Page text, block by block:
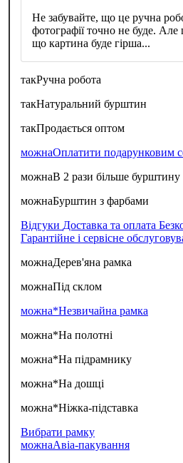
Не забувайте, що це ручна
фотографії точно не буде. Але
що картина буде гірша...
такРучна робота
такНатуральний бурштин
такПродається оптом
можнаОплатити подарунковим
можнаВ 2 рази більше бурштину
можнаБурштин з фарбами
Відгуки Доставка та оплата
Гарантійне і сервісне
можнаДерев'яна рамка
можнаПід склом
можна*Незвичайна рамка
можна*На полотні
можна*На підрамнику
можна*На дошці
можна*Ніжка-підставка
Вибрати рамку
можнаАвіа-пакування